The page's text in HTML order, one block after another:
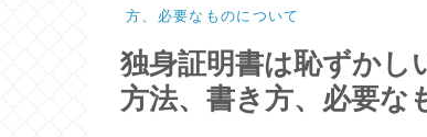
方、必要なものについて
独身証明書は恥ずかし
方法、書き方、必要な